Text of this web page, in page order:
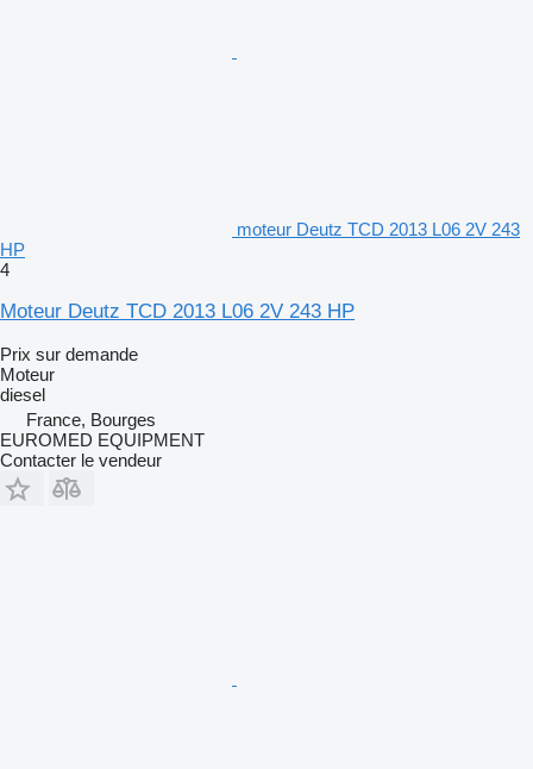
moteur Deutz TCD 2013 L06 2V 243
HP
4
Moteur Deutz TCD 2013 L06 2V 243 HP
Prix sur demande
Moteur
diesel
France, Bourges
EUROMED EQUIPMENT
Contacter le vendeur